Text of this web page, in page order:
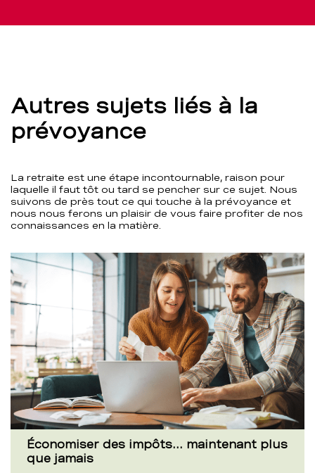
Autres sujets liés à la
prévoyance
La retraite est une étape incontournable, raison pour
laquelle il faut tôt ou tard se pencher sur ce sujet. Nous
suivons de près tout ce qui touche à la prévoyance et
nous nous ferons un plaisir de vous faire profiter de nos
connaissances en la matière.
Économiser des impôts… maintenant plus
que jamais